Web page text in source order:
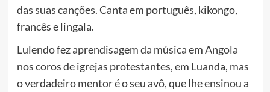
das suas canções. Canta em português, kikongo,
francês e lingala.
Lulendo fez aprendisagem da música em Angola
nos coros de igrejas protestantes, em Luanda, mas
o verdadeiro mentor é o seu avô, que lhe ensinou a